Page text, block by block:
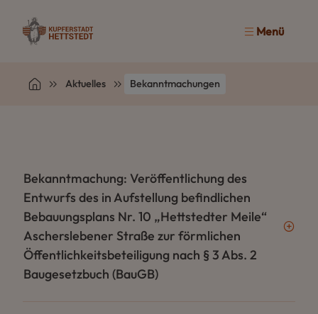
Menü
Aktuelles Bekanntmachungen
Bekanntmachung: Veröffentlichung des
Entwurfs des in Aufstellung befindlichen
Bebauungsplans Nr. 10 „Hettstedter Meile“
Ascherslebener Straße zur förmlichen
Öffentlichkeitsbeteiligung nach § 3 Abs. 2
Baugesetzbuch (BauGB)